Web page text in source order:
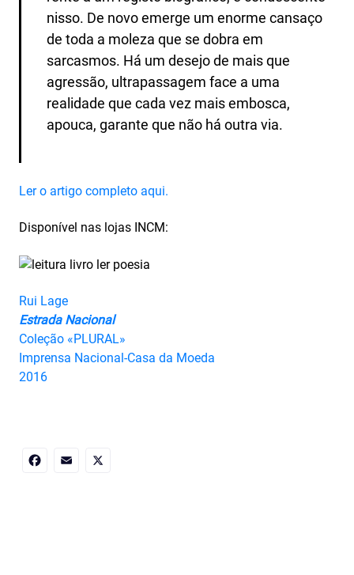
nisso. De novo emerge um enorme cansaço
de toda a moleza que se dobra em
sarcasmos. Há um desejo de mais que
agressão, ultrapassagem face a uma
realidade que cada vez mais embosca,
apouca, garante que não há outra via.
Ler o artigo completo aqui.
Disponível nas lojas INCM:
Rui Lage
Estrada Nacional
Coleção «PLURAL»
Imprensa Nacional-Casa da Moeda
2016